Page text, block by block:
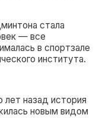
стала
— все
в спортзале
института.
лет назад история
новым видом